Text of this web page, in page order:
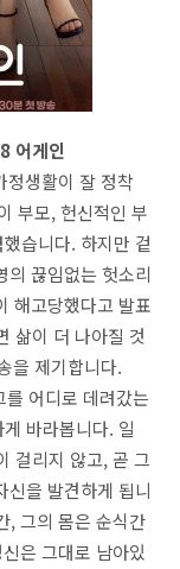
어게인
정생활이 잘 정착
부모, 헌신적인 부
습니다. 하지만 겉
의 끊임없는 헛소리
해고당했다고 발표
삶이 더 나아질 것
을 제기합니다.
어디로 데려갔는
바라봅니다. 일
걸리지 않고, 곧 그
신을 발견하게 됩니
, 그의 몸은 순식간
은 그대로 남아있